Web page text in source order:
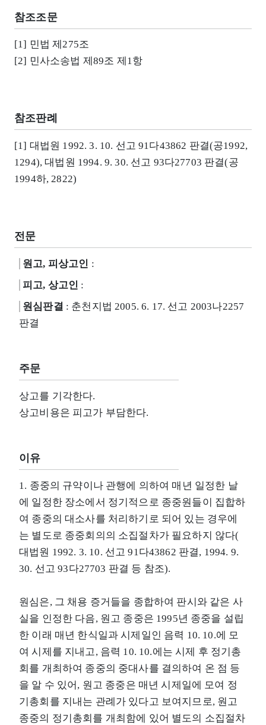
참조조문
[1] 민법 제275조
[2] 민사소송법 제89조 제1항
참조판례
[1] 대법원 1992. 3. 10. 선고 91다43862 판결(공1992,
1294), 대법원 1994. 9. 30. 선고 93다27703 판결(공
1994하, 2822)
전문
원고, 피상고인 :
피고, 상고인 :
원심판결 : 춘천지법 2005. 6. 17. 선고 2003나2257
판결
주문
상고를 기각한다.
상고비용은 피고가 부담한다.
이유
1. 종중의 규약이나 관행에 의하여 매년 일정한 날
에 일정한 장소에서 정기적으로 종중원들이 집합하
여 종중의 대소사를 처리하기로 되어 있는 경우에
는 별도로 종중회의의 소집절차가 필요하지 않다(
대법원 1992. 3. 10. 선고 91다43862 판결, 1994. 9.
30. 선고 93다27703 판결 등 참조).
원심은, 그 채용 증거들을 종합하여 판시와 같은 사
실을 인정한 다음, 원고 종중은 1995년 종중을 설립
한 이래 매년 한식일과 시제일인 음력 10. 10.에 모
여 시제를 지내고, 음력 10. 10.에는 시제 후 정기총
회를 개최하여 종중의 중대사를 결의하여 온 점 등
을 알 수 있어, 원고 종중은 매년 시제일에 모여 정
기총회를 지내는 관례가 있다고 보여지므로, 원고
종중의 정기총회를 개최함에 있어 별도의 소집절차